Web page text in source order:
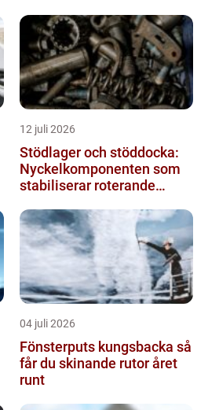
12 juli 2026
Stödlager och stöddocka:
Nyckelkomponenten som
stabiliserar roterande
04 juli 2026
Fönsterputs kungsbacka så
får du skinande rutor året
runt